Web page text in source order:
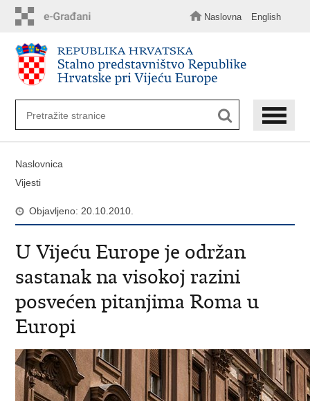
sadržaj
Naslovna English
Naslovnica
Vijesti
Objavljeno: 20.10.2010.
U Vijeću Europe je održan
sastanak na visokoj razini
posvećen pitanjima Roma u
Europi